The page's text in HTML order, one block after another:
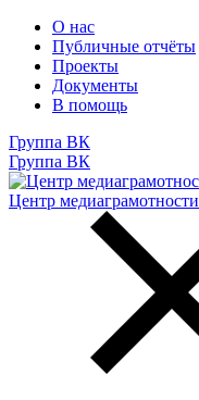
О нас
Публичные отчёты
Проекты
Документы
В помощь
Группа ВК
Группа ВК
Центр медиаграмотности